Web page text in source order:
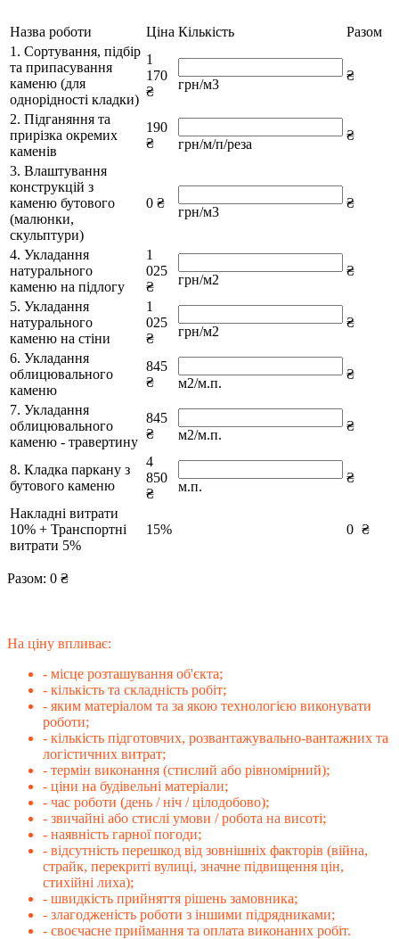
Назва роботи Ціна Кількість
Разом
1. Сортування, підбір
та припасування
каменю (для
однорідності кладки)
1
170
₴
грн/м3
₴
2. Підганяння та
прирізка окремих
каменів
190
₴
грн/м/п/реза
₴
3. Влаштування
конструкцій з
каменю бутового
(малюнки,
скульптури)
0 ₴
грн/м3
₴
4. Укладання
натурального
каменю на підлогу
1
025
₴
грн/м2
₴
5. Укладання
натурального
каменю на стіни
1
025
₴
грн/м2
₴
6. Укладання
облицювального
каменю
845
₴
м2/м.п.
₴
7. Укладання
облицювального
каменю - травертину
845
₴
м2/м.п.
₴
8. Кладка паркану з
бутового каменю
4
850
₴
м.п.
₴
Накладні витрати
10% + Транспортні
витрати 5%
15% 0 ₴
Разом: 0 ₴
На ціну впливає:
- місце розташування об'єкта;
- кількість та складність робіт;
- яким матеріалом та за якою технологією виконувати
роботи;
- кількість підготовчих, розвантажувально-вантажних та
логістичних витрат;
- термін виконання (стислий або рівномірний);
- ціни на будівельні матеріали;
- час роботи (день / ніч / цілодобово);
- звичайні або стислі умови / робота на висоті;
- наявність гарної погоди;
- відсутність перешкод від зовнішніх факторів (війна,
страйк, перекриті вулиці, значне підвищення цін,
стихійні лиха);
- швидкість прийняття рішень замовника;
- злагодженість роботи з іншими підрядниками;
- своєчасне приймання та оплата виконаних робіт.